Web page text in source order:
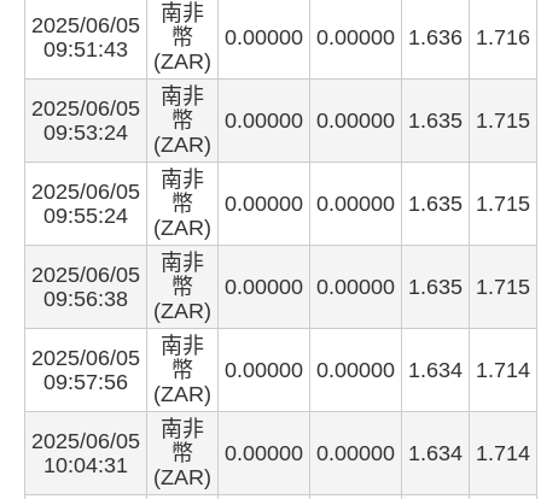
2025/06/05
09:51:43
南非
幣
(ZAR)
0.00000 0.00000 1.636 1.716
2025/06/05
09:53:24
南非
幣
(ZAR)
0.00000 0.00000 1.635 1.715
2025/06/05
09:55:24
南非
幣
(ZAR)
0.00000 0.00000 1.635 1.715
2025/06/05
09:56:38
南非
幣
(ZAR)
0.00000 0.00000 1.635 1.715
2025/06/05
09:57:56
南非
幣
(ZAR)
0.00000 0.00000 1.634 1.714
2025/06/05
10:04:31
南非
幣
(ZAR)
0.00000 0.00000 1.634 1.714